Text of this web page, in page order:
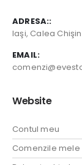
ADRESA::
Iaşi, Calea
EMAIL:
Website
Contul meu
Comenzile mele